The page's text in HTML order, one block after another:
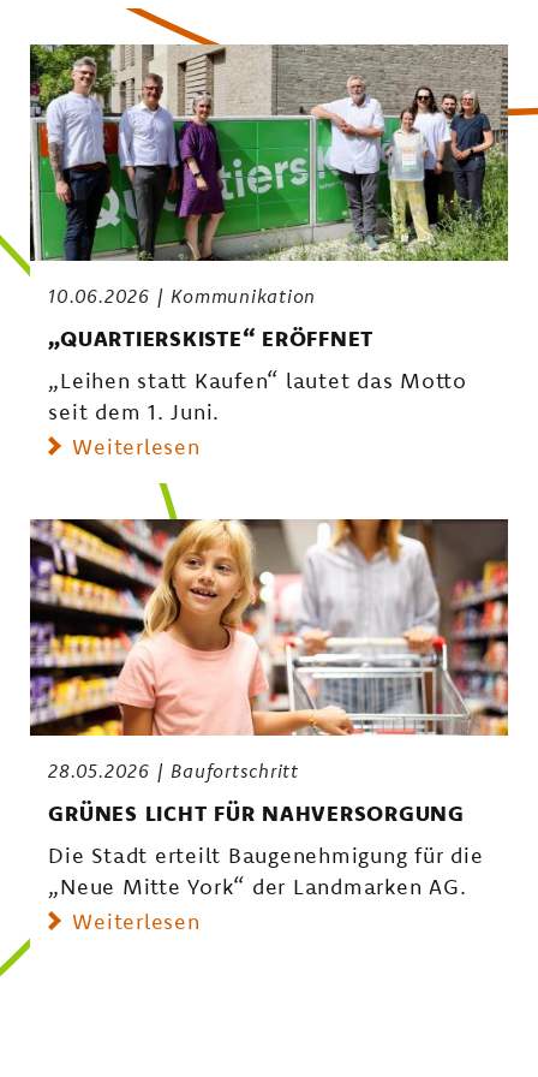
10.06.2026 Kommunikation
„QUARTIERSKISTE“ ERÖFFNET
„Leihen statt Kaufen“ lautet das Motto
seit dem 1. Juni.
Weiterlesen
28.05.2026 Baufortschritt
GRÜNES LICHT FÜR NAHVERSORGUNG
Die Stadt erteilt Baugenehmigung für die
„Neue Mitte York“ der Landmarken AG.
Weiterlesen